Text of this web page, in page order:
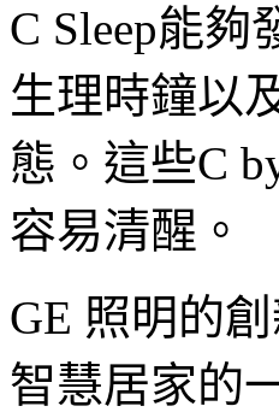
C Sleep能
生理時鐘以
態。這些C
容易清醒。
GE 照明的
智慧居家的